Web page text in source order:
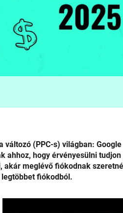
változó (PPC-s) világban:
ahhoz, hogy érvényesülni
akár meglévő fiókodnak
fiókodból.